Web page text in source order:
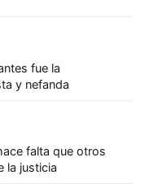
fue la
y nefanda
falta que otros
la justicia